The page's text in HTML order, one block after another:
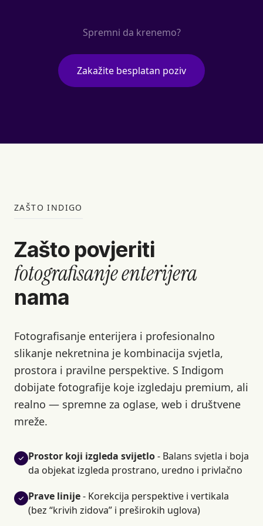
Spremni da krenemo?
Zakažite besplatan poziv
ZAŠTO INDIGO
Zašto povjeriti
fotografisanje enterijera
nama
Fotografisanje enterijera i profesionalno
slikanje nekretnina je kombinacija svjetla,
prostora i pravilne perspektive. S Indigom
dobijate fotografije koje izgledaju premium, ali
realno — spremne za oglase, web i društvene
mreže.
Prostor koji izgleda svijetlo- Balans svjetla i boja
da objekat izgleda prostrano, uredno i privlačno
Prave linije- Korekcija perspektive i vertikala
(bez “krivih zidova” i preširokih uglova)